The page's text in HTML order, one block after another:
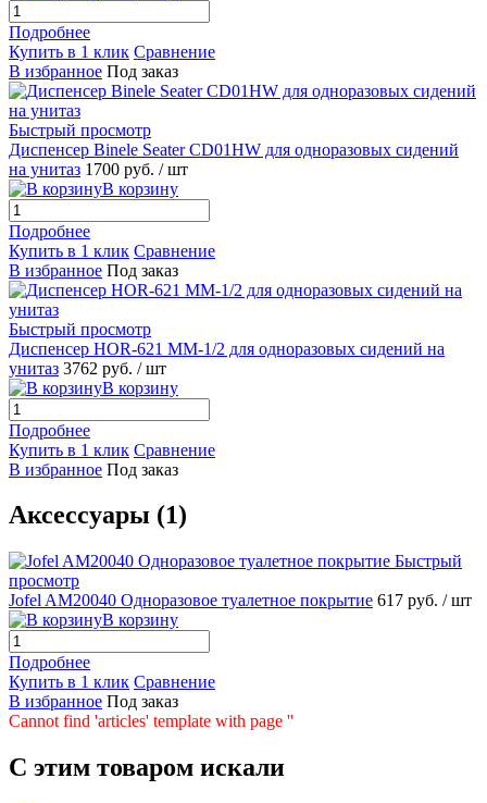
Подробнее
Купить в 1 клик Сравнение
В избранное Под заказ
Быстрый просмотр
Диспенсер Binele Seater CD01HW для одноразовых сидений
на унитаз 1700 руб. / шт
В корзину
Подробнее
Купить в 1 клик Сравнение
В избранное Под заказ
Быстрый просмотр
Диспенсер HOR-621 MM-1/2 для одноразовых сидений на
унитаз 3762 руб. / шт
В корзину
Подробнее
Купить в 1 клик Сравнение
В избранное Под заказ
Аксессуары (1)
Быстрый
просмотр
Jofel AM20040 Одноразовое туалетное покрытие 617 руб. / шт
В корзину
Подробнее
Купить в 1 клик Сравнение
В избранное Под заказ
Cannot find 'articles' template with page ''
C этим товаром искали